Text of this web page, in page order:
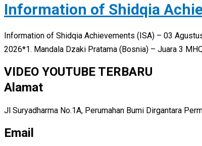
Information of Shidqia
Information of Shidqia Achievements (ISA) – 03
2026*1. Mandala Dzaki Pratama (Bosnia) – Juara 3
VIDEO YOUTUBE TERBARU
Alamat
Jl Suryadharma No.1A, Perumahan Bumi Dirgantara
Email